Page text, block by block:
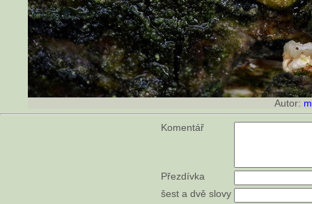
Autor:
Komentář
Přezdívka
šest a dvě slovy